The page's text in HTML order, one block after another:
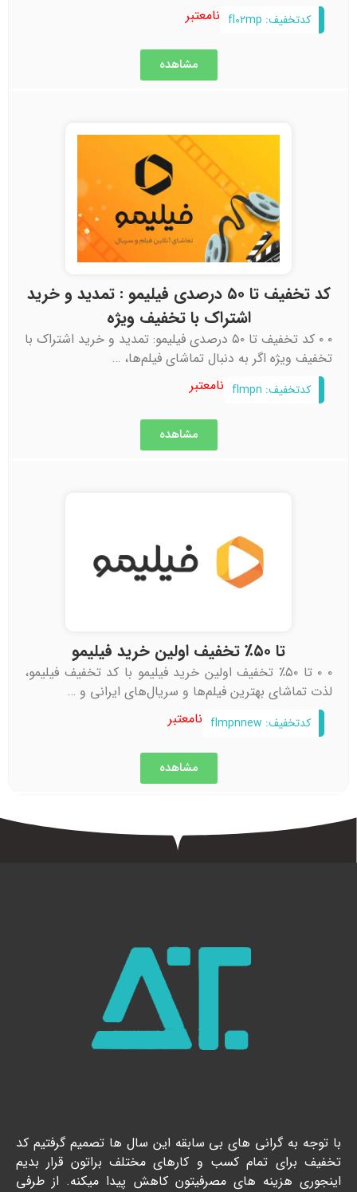
کدتخفیف: fl۰۲mp نامعتبر
مشاهده
کد تخفیف تا ۵۰ درصدی فیلیمو : تمدید و خرید
اشتراک با تخفیف ویژه
۰ ۰ کد تخفیف تا ۵۰ درصدی فیلیمو: تمدید و خرید اشتراک با
تخفیف ویژه اگر به دنبال تماشای فیلم‌ها، …
کدتخفیف: flmpn نامعتبر
مشاهده
تا ۵۰٪ تخفیف اولین خرید فیلیمو
۰ ۰ تا ۵۰٪ تخفیف اولین خرید فیلیمو با کد تخفیف فیلیمو،
لذت تماشای بهترین فیلم‌ها و سریال‌های ایرانی و …
کدتخفیف: flmpnnew نامعتبر
مشاهده
با توجه به گرانی های بی سابقه این سال ها تصمیم گرفتیم کد
تخفیف برای تمام کسب و کارهای مختلف براتون قرار بدیم
اینجوری هزینه های مصرفیتون کاهش پیدا میکنه. از طرفی